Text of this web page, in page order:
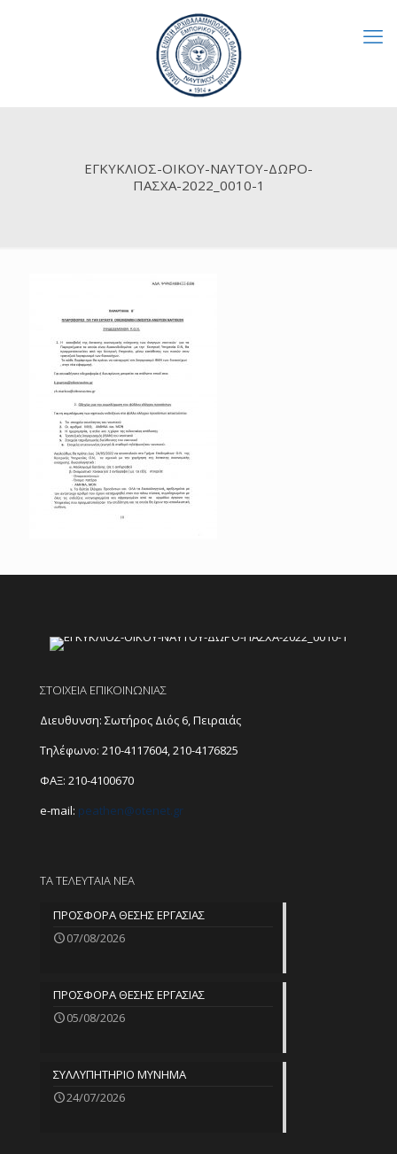
ΕΓΚΥΚΛΙΟΣ-ΟΙΚΟΥ-ΝΑΥΤΟΥ-ΔΩΡΟ-
ΠΑΣΧΑ-2022_0010-1
ΣΤΟΙΧΕΙΑ ΕΠΙΚΟΙΝΩΝΙΑΣ
Διευθυνση: Σωτήρος Διός 6, Πειραιάς
Τηλέφωνο: 210-4117604,210-4176825
ΦΑΞ: 210-4100670
e-mail: peathen@otenet.gr
ΤΑ ΤΕΛΕΥΤΑΙΑ ΝΕΑ
ΠΡΟΣΦΟΡΑ ΘΕΣΗΣ ΕΡΓΑΣΙΑΣ
07/08/2026
ΠΡΟΣΦΟΡΑ ΘΕΣΗΣ ΕΡΓΑΣΙΑΣ
05/08/2026
ΣΥΛΛΥΠΗΤΗΡΙΟ ΜΥΝΗΜΑ
24/07/2026